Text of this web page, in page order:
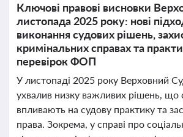
Ключові правові висновки
листопада 2025 року: нові
виконання судових рішень,
кримінальних справах та
перевірок ФОП
У листопаді 2025 року Верховний
ухвалив низку важливих рішень, що
впливають на судову практику та
права. Зокрема, у справі про